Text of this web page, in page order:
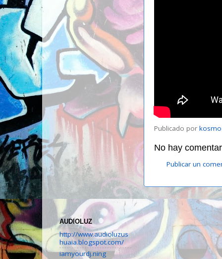
Publicado por
No hay
Publicar un
AUDIOLUZ
http://www.audioluzus
huaia.blogspot.com/
iamyourdj.ning